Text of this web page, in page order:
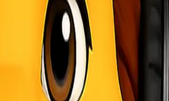
yang baik, perusahaan dapat menjangkau
aktivitas perdagangan antar pulau.
Murah Makassar Samarinda
. Dengan pengalaman bertahun-tahun, mereka